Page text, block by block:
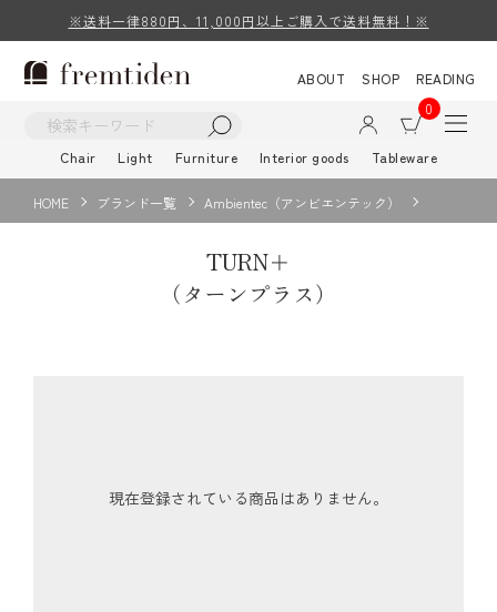
※送料一律880円、11,000円以上ご購入で送料無料！※
ABOUT SHOP
READING
0
Chair Light Furniture Interior goods Tableware
HOME ブランド一覧 Ambientec（アンビエンテック）
TURN＋
（ターンプラス）
現在登録されている商品はありません。